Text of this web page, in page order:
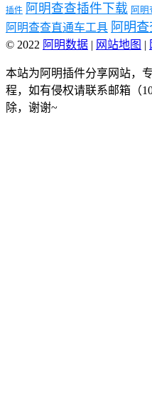
插件 阿明查查插件下载 阿明
阿明查查直通车工具 阿明
© 2022 阿明数据 | 网站地图 |
本站为阿明插件分享网站，
程，如有侵权请联系邮箱（
除，谢谢~